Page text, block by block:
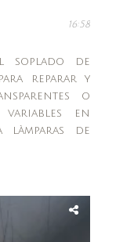
16:58
soplado de
reparar y
o
en
de